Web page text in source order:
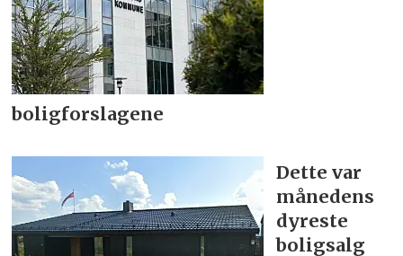
boligforslagene
Dette var
månedens
dyreste
boligsalg